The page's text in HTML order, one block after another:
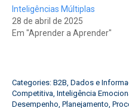
Inteligências Múltiplas
28 de abril de 2025
Em "Aprender a Aprender"
Categories: B2B, Dados e
Competitiva, Inteligência
Desempenho, Planejamento,